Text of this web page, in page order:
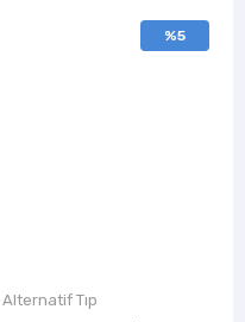
%5
Alternatif Tıp